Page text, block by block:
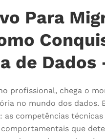
Para
de Dados
profissional, chega o
no mundo dos dados.
as competências
que